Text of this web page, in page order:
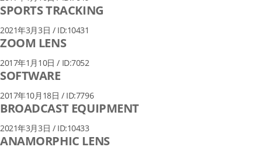
SPORTS TRACKING
2021年3月3日 / ID:10431
ZOOM LENS
2017年1月10日 / ID:7052
SOFTWARE
2017年10月18日 / ID:7796
BROADCAST EQUIPMENT
2021年3月3日 / ID:10433
ANAMORPHIC LENS